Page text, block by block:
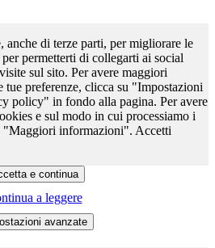
anche di terze parti, per migliorare le
permetterti di collegarti ai social
sul sito. Per avere maggiori
preferenze, clicca su "Impostazioni
policy" in fondo alla pagina. Per avere
e sul modo in cui processiamo i
"Maggiori informazioni". Accetti
a leggere